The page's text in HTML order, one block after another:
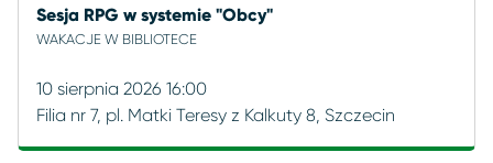
Sesja RPG w systemie "Obcy"
WAKACJE W BIBLIOTECE
10 sierpnia 2026 16:00
Filia nr 7, pl. Matki Teresy z Kalkuty 8, Szczecin